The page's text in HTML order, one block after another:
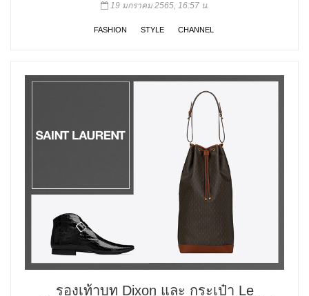
19 มกราคม 2565, 16:57 น.
FASHION STYLE CHANNEL
รองเท้าบูท Dixon และ กระเป๋า Le